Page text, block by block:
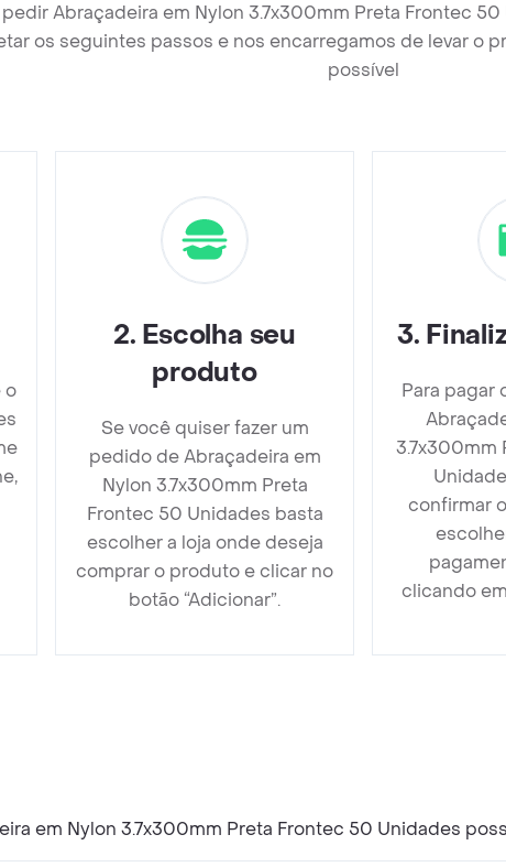
pedir Abraçadeira em Nylon 3.7x300mm Preta Frontec
os seguintes passos e nos encarregamos de levar o
possível
o
2. Escolha seu
produto
Se você quiser fazer um
pedido de Abraçadeira em
Nylon 3.7x300mm Preta
Frontec 50 Unidades basta
escolher a loja onde deseja
comprar o produto e clicar no
botão “Adicionar”.
3.
Para pagar
3.7x300mm
confirmar
clicando
em Nylon 3.7x300mm Preta Frontec 50 Unidades